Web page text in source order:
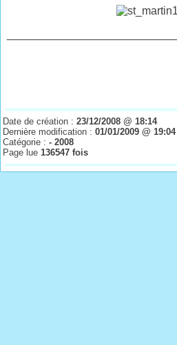
Date de création :23/12/2008 @ 18:14
Dernière modification :01/01/2009 @ 19:04
Catégorie :- 2008
Page lue136547 fois